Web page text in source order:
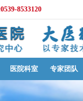
0539-8533120
医院科室 专家团队